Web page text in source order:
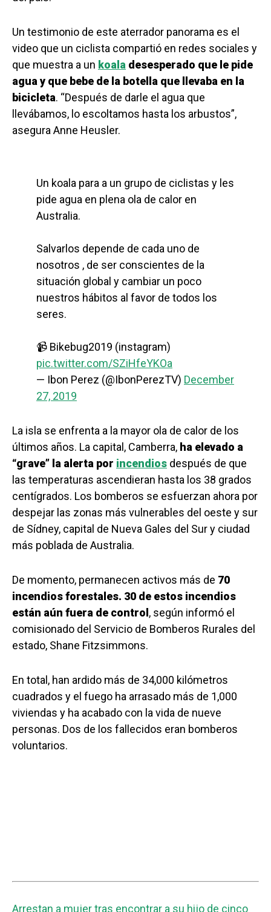
Un testimonio de este aterrador panorama es el
video que un ciclista compartió en redes sociales y
que muestra a un koala desesperado que le pide
agua y que bebe de la botella que llevaba en la
bicicleta. “Después de darle el agua que
llevábamos, lo escoltamos hasta los arbustos”,
asegura Anne Heusler.
Un koala para a un grupo de ciclistas y les
pide agua en plena ola de calor en
Australia.
Salvarlos depende de cada uno de
nosotros , de ser conscientes de la
situación global y cambiar un poco
nuestros hábitos al favor de todos los
seres.
📹 Bikebug2019 (instagram)
pic.twitter.com/SZiHfeYKOa
— Ibon Perez (@IbonPerezTV) December
27, 2019
La isla se enfrenta a la mayor ola de calor de los
últimos años. La capital, Camberra, ha elevado a
“grave” la alerta por incendios después de que
las temperaturas ascendieran hasta los 38 grados
centígrados. Los bomberos se esfuerzan ahora por
despejar las zonas más vulnerables del oeste y sur
de Sídney, capital de Nueva Gales del Sur y ciudad
más poblada de Australia.
De momento, permanecen activos más de 70
incendios forestales. 30 de estos incendios
están aún fuera de control , según informó el
comisionado del Servicio de Bomberos Rurales del
estado, Shane Fitzsimmons.
En total, han ardido más de 34,000 kilómetros
cuadrados y el fuego ha arrasado más de 1,000
viviendas y ha acabado con la vida de nueve
personas. Dos de los fallecidos eran bomberos
voluntarios.
Arrestan a mujer tras encontrar a su hijo de cinco